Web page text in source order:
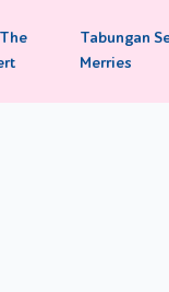
Tabungan
Merries